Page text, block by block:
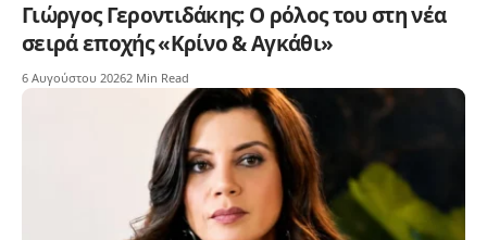
Γιώργος Γεροντιδάκης: Ο ρόλος του στη νέα
σειρά εποχής «Κρίνο & Αγκάθι»
6 Αυγούστου 20262 Min Read